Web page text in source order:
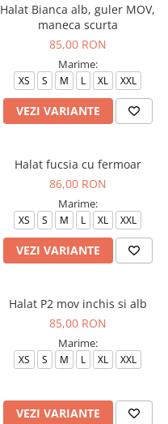
Halat Bianca alb, guler MOV,
maneca scurta
85,00 RON
Marime:
XS S M L XL XXL
VEZI VARIANTE
Halat fucsia cu fermoar
86,00 RON
Marime:
XS S M L XL XXL
VEZI VARIANTE
Halat P2 mov inchis si alb
85,00 RON
Marime:
XS S M L XL XXL
VEZI VARIANTE